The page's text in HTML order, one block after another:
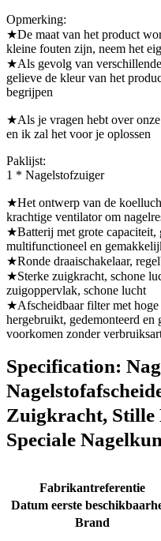
Opmerking:
★De maat van het product
kleine fouten zijn, neem het
★Als gevolg van
gelieve de kleur van het
begrijpen
★Als je vragen hebt over
en ik zal het voor je oplossen
Paklijst:
1 * Nagelstofzuiger
★Het ontwerp van de
krachtige ventilator om
★Batterij met grote capaciteit,
multifunctioneel en
★Ronde draaischakelaar,
★Sterke zuigkracht, schone
zuigoppervlak, schone lucht
★Afscheidbaar filter met
hergebruikt, gedemonteerd en
voorkomen zonder
Specification:
Zuigkracht, Stille
Speciale
Fabrikantreferentie
Datum eerste
Brand